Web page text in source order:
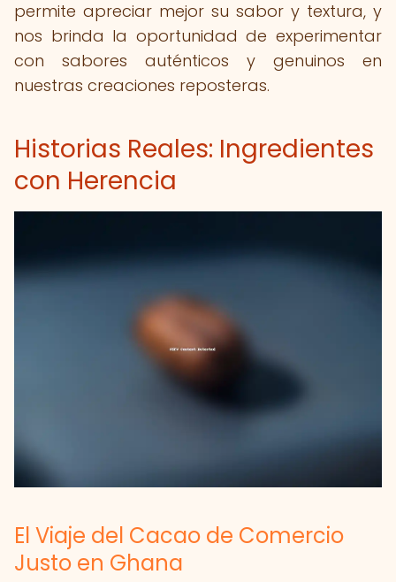
permite apreciar mejor su sabor y textura, y
nos brinda la oportunidad de experimentar
con sabores auténticos y genuinos en
nuestras creaciones reposteras.
Historias Reales: Ingredientes
con Herencia
El Viaje del Cacao de Comercio
Justo en Ghana